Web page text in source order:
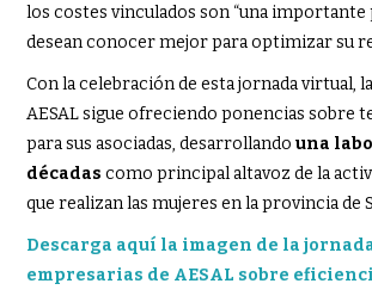
los costes vinculados son “una importante
desean conocer mejor para optimizar su
Con la celebración de esta jornada virtual,
AESAL sigue ofreciendo ponencias sobre
para sus asociadas, desarrollandouna
décadas como principal altavoz de la
que realizan las mujeres en la provincia de
Descarga aquí la imagen de la
empresarias de AESAL sobre